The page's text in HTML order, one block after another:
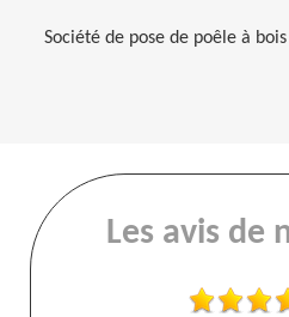
Société de pose de poêle à
Les avis de